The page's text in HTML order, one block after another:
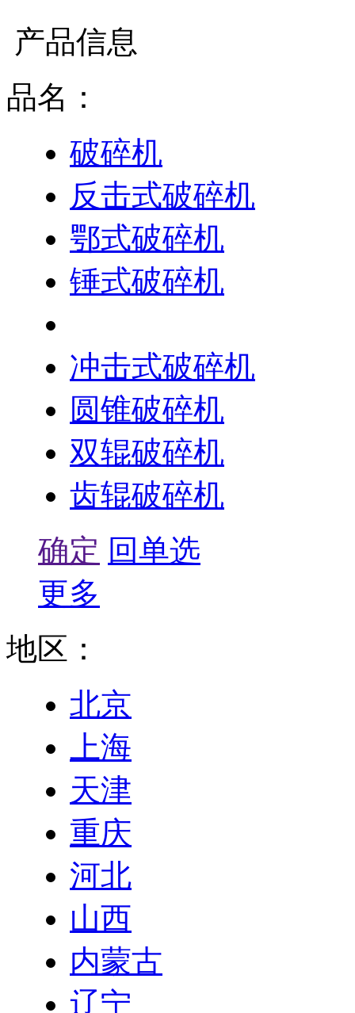
产品信息
品名：
破碎机
反击式破碎机
鄂式破碎机
锤式破碎机
冲击式破碎机
圆锥破碎机
双辊破碎机
齿辊破碎机
确定 回单选
更多
地区：
北京
上海
天津
重庆
河北
山西
内蒙古
辽宁